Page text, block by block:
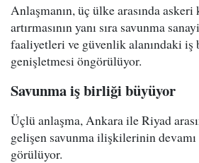
Anlaşmanın, üç ülke arasında
artırmasının yanı sıra savunma
faaliyetleri ve güvenlik alanındaki
genişletmesi öngörülüyor.
Savunma iş birliği büyüyor
Üçlü anlaşma, Ankara ile Riyad
gelişen savunma ilişkilerinin
görülüyor.